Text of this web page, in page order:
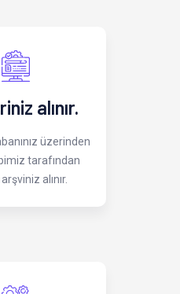
alınır.
üzerinden
tarafından
alınır.